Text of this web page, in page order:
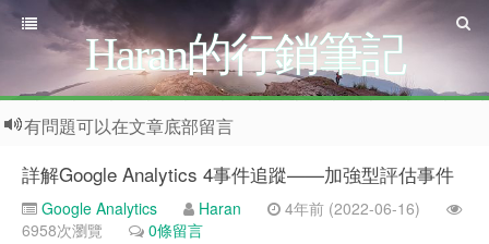
Haran的行銷筆記
有問題可以在文章底部留言
詳解Google Analytics 4事件追蹤——加強型評估事件
Google Analytics Haran
4年前 (2022-06-16)
6958次瀏覽
0條留言